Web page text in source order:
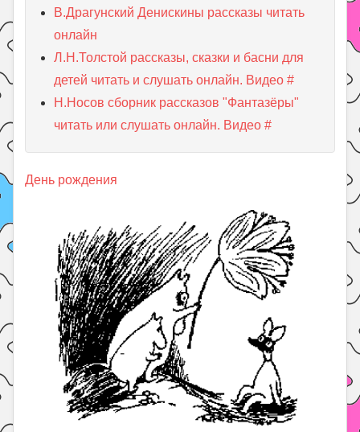
В.Драгунский Денискины рассказы читать
онлайн
Л.Н.Толстой рассказы, сказки и басни для
детей читать и слушать онлайн. Видео #
Н.Носов сборник рассказов "Фантазёры"
читать или слушать онлайн. Видео #
День рождения